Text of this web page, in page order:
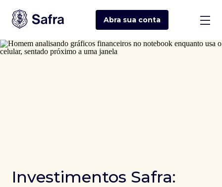
Abra sua conta
Investimentos Safra: